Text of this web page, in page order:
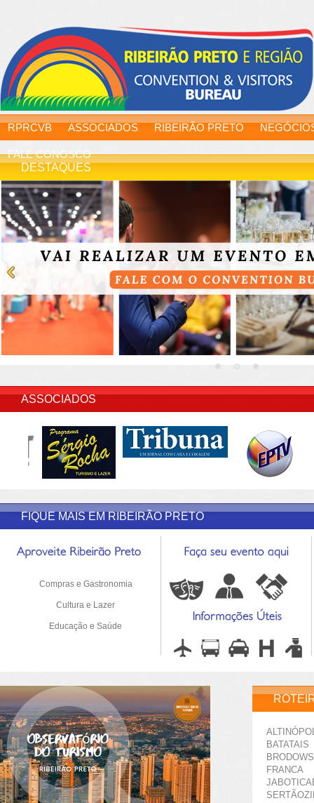
RPRCVB ASSOCIADOS RIBEIRÃO PRETO
FALE CONOSCO
DESTAQUES
ASSOCIADOS
FIQUE MAIS EM RIBEIRÃO PRETO
Compras e Gastronomia
Cultura e Lazer
Educação e Saúde
BATATAIS
FRANCA